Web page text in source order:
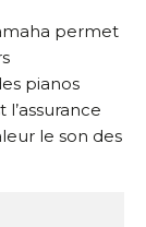
permet
pianos
le son des